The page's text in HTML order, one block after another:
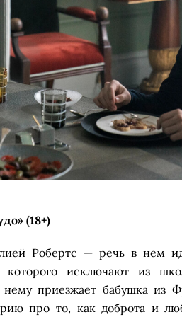
(18+)
Робертс — речь в нем
которого исключают из
нему приезжает бабушка из
про то, как доброта и